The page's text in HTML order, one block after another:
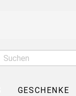
GESCHENKE